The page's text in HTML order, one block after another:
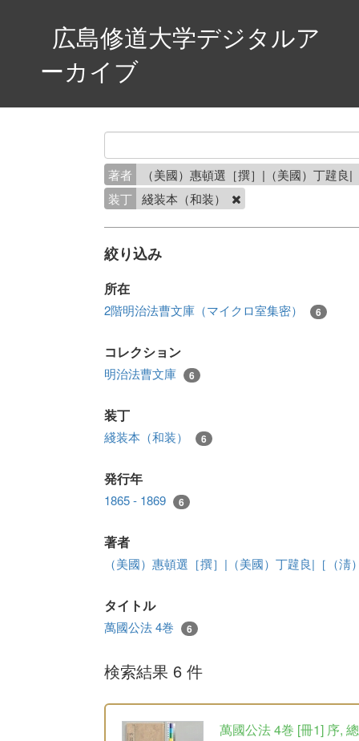
広島修道大学デジタルア
ーカイブ
著者
（美國）惠頓選［撰］|（美國）丁韙
装丁 綫装本（和装）
絞り込み
所在
2階明治法曹文庫（マイクロ室集密） 6
コレクション
明治法曹文庫 6
装丁
綫装本（和装） 6
発行年
1865 - 1869 6
著者
（美國）惠頓選［撰］|（美國）丁韙良|［（
タイトル
萬國公法 4巻 6
検索結果 6 件
萬國公法 4巻 [冊1] 序,